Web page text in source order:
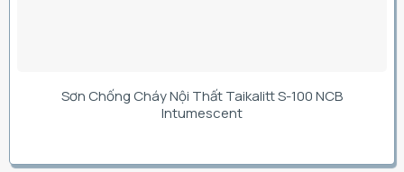
Sơn Chống Cháy Nội Thất Taikalitt S-100 NCB
Intumescent